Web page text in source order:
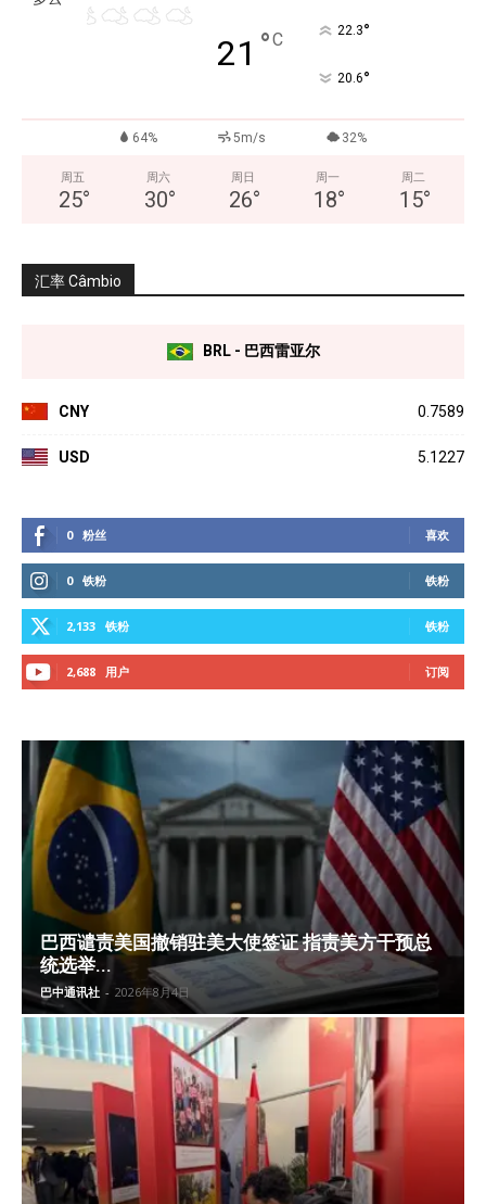
21 °C 22.3°
20.6°
64% 5m/s 32%
周五
25°
周六
30°
周日
26°
周一
18°
周二
15°
汇率 Câmbio
BRL - 巴西雷亚尔
CNY 0.7589
USD 5.1227
0 粉丝 喜欢
0 铁粉 铁粉
2,133 铁粉 铁粉
2,688 用户 订阅
巴西谴责美国撤销驻美大使签证 指责美方干预总
统选举...
巴中通讯社 - 2026年8月4日